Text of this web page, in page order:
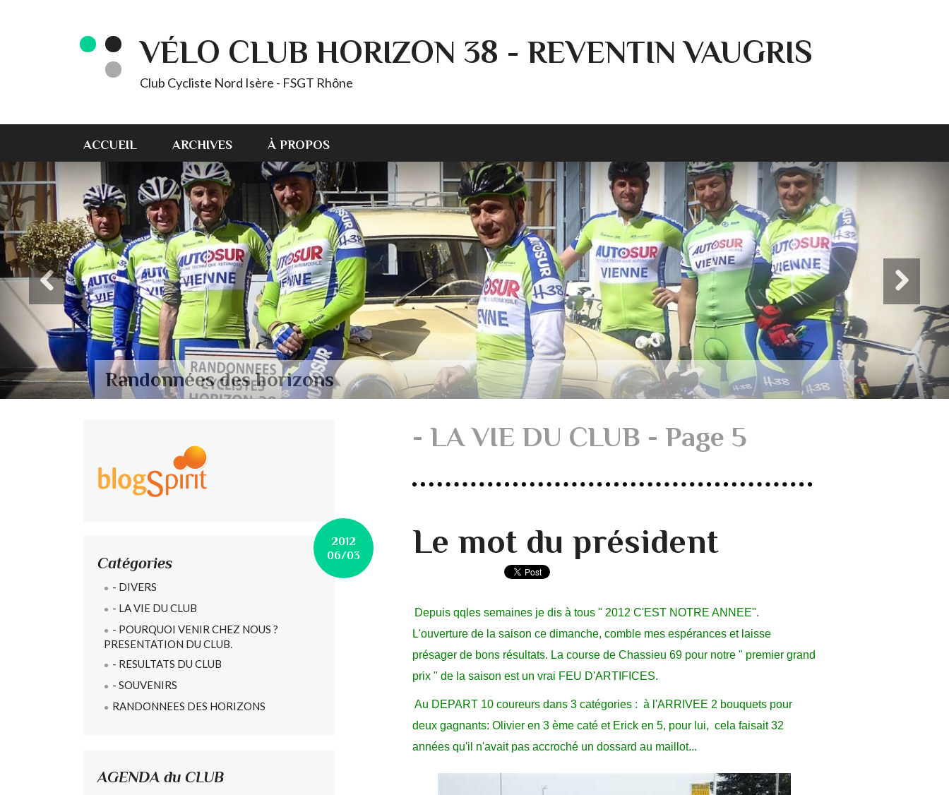
VÉLO CLUB HORIZON 38 - REVENTIN VAUGRIS
Club Cycliste Nord Isère - FSGT Rhône
ACCUEIL ARCHIVES À PROPOS
Randonnées des horizons
Catégories
- DIVERS
- LA VIE DU CLUB
- POURQUOI VENIR CHEZ NOUS ?
PRESENTATION DU CLUB.
- RESULTATS DU CLUB
- SOUVENIRS
RANDONNEES DES HORIZONS
AGENDA du CLUB
- LA VIE DU CLUB - Page 5
2012
06/03
Le mot du président
Depuis qqles semaines je dis à tous " 2012 C'EST NOTRE ANNEE".
L'ouverture de la saison ce dimanche, comble mes espérances et laisse
présager de bons résultats. La course de Chassieu 69 pour notre " premier grand
prix " de la saison est un vrai FEU D'ARTIFICES.
Au DEPART 10 coureurs dans 3 catégories : à l'ARRIVEE 2 bouquets pour
deux gagnants: Olivier en 3 ème caté et Erick en 5, pour lui, cela faisait 32
années qu'il n'avait pas accroché un dossard au maillot...